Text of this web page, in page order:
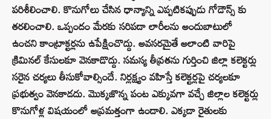
పరిశీలించాలి. కొనుగోలు చేసిన ధాన్యాన్ని ఎప్పటికప్పుడు గోడౌన్స్ కు
తరలించాలి. ఒప్పందం మేరకు సరిపడా లారీలను అందుబాటులో
ఉంచని కాంట్రాక్టర్లను ఉపేక్షించొద్దు. అవసరమైతే అలాంటి వారిపై
క్రిమినల్ కేసులకూ వెనకాడొద్దు. సమస్య తీవ్రతను గుర్తించి జిల్లా కలెక్టర్లు
సరైన చర్యలు తీసుకోవాల్సిందే. నిర్లక్ష్యం వహిస్తే కలెక్టర్లపై చర్యలకూ
ప్రభుత్వం వెనకాడదు. మొక్కజొన్న పంట ఎక్కువగా వచ్చే జిల్లాల కలెక్టర్లు
కొనుగోళ్ల విషయంలో అప్రమత్తంగా ఉండాలి. ఎక్కడా రైతులకు